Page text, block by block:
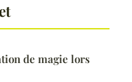
de magie lors